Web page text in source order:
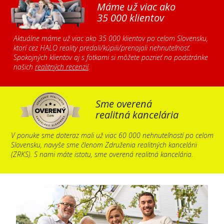
Máme už viac ako
35 000 klientov
Aktuálne máme už viac ako 35 000 klientov po celom Slovensku,
ktorí cez HALO reality predali/kúpili/prenajali nehnuteľnosť.
Spokojných klientov aj s fotkami si môžete pozrieť na podstránke
našich realitných recenzií.
Sme overená
realitná kancelária
V ponuke sme doteraz mali už viac 60 000 nehnuteľností po celom
Slovensku, navyše sme členom Združenia realitných kancelárii
(ZRKS). S nami máte istotu, sme overená realitná kancelária.